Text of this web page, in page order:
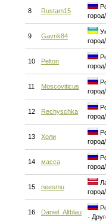
8 Rustam15
9 Gavrik84
10 Pelton
11 Moscoviticus
12 Rechyschka
13 Холи
14 масса
15 neesmu
16 Daniel_Altblau
-